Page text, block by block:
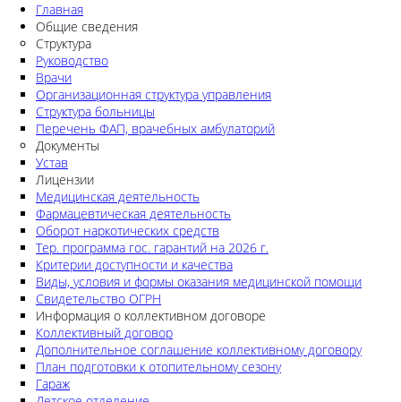
Главная
Общие сведения
Структура
Руководство
Врачи
Организационная структура управления
Структура больницы
Перечень ФАП, врачебных амбулаторий
Документы
Устав
Лицензии
Медицинская деятельность
Фармацевтическая деятельность
Оборот наркотических средств
Тер. программа гос. гарантий на 2026 г.
Критерии доступности и качества
Виды, условия и формы оказания медицинской помощи
Свидетельство ОГРН
Информация о коллективном договоре
Коллективный договор
Дополнительное соглашение коллективному договору
План подготовки к отопительному сезону
Гараж